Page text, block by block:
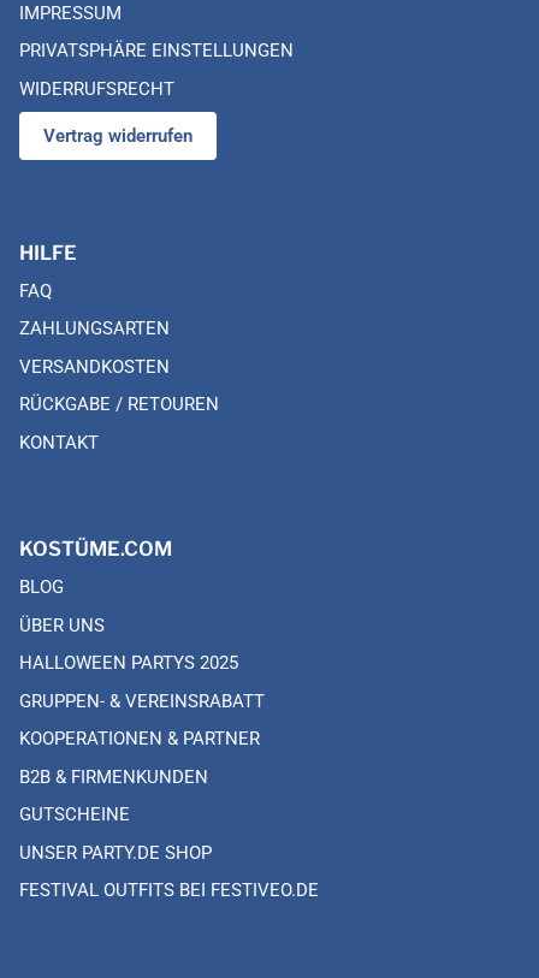
IMPRESSUM
PRIVATSPHÄRE EINSTELLUNGEN
WIDERRUFSRECHT
Vertrag widerrufen
HILFE
FAQ
ZAHLUNGSARTEN
VERSANDKOSTEN
RÜCKGABE / RETOUREN
KONTAKT
KOSTÜME.COM
BLOG
ÜBER UNS
HALLOWEEN PARTYS 2025
GRUPPEN- & VEREINSRABATT
KOOPERATIONEN & PARTNER
B2B & FIRMENKUNDEN
GUTSCHEINE
UNSER PARTY.DE SHOP
FESTIVAL OUTFITS BEI FESTIVEO.DE